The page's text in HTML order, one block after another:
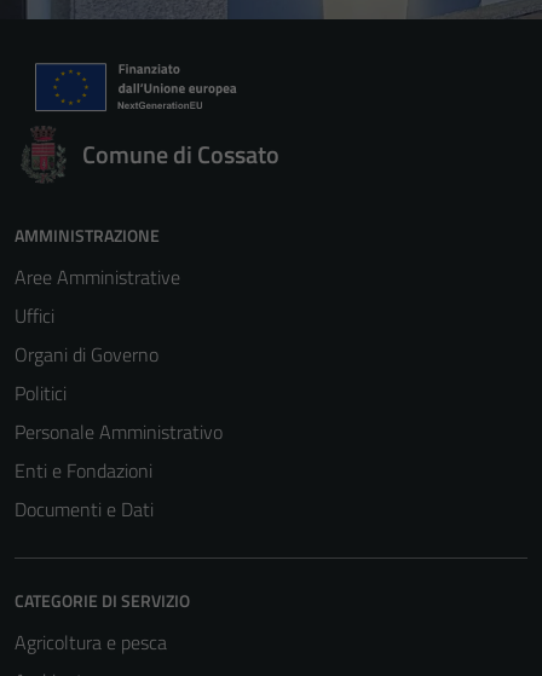
Comune di Cossato
AMMINISTRAZIONE
Aree Amministrative
Uffici
Organi di Governo
Politici
Personale Amministrativo
Enti e Fondazioni
Documenti e Dati
CATEGORIE DI SERVIZIO
Agricoltura e pesca